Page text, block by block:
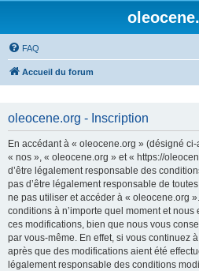
FAQ
Accueil du forum
oleocene.org - Inscription
En accédant à « oleocene.org » (désigné
« nos », « oleocene.org » et « https://
d’être légalement responsable des
pas d’être légalement responsable de
ne pas utiliser et accéder à « oleocene.org
conditions à n’importe quel moment et
ces modifications, bien que nous vous
par vous-même. En effet, si vous continuez
après que des modifications aient été
légalement responsable des conditions